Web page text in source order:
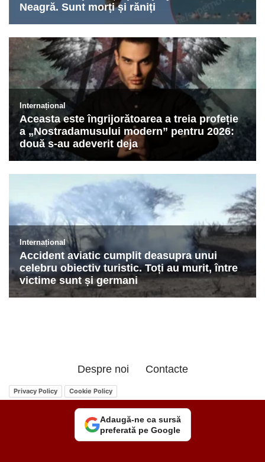
Despre noi Contacte
Privacy Policy Cookie Policy
Adaugă-ne ca sursă
preferată pe Google